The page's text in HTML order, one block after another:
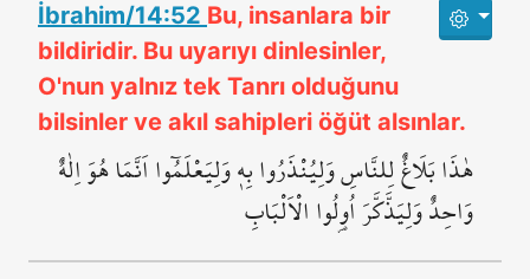
İbrahim/14:52 Bu, insanlara bir
bildiridir. Bu uyarıyı dinlesinler,
O'nun yalnız tek Tanrı olduğunu
bilsinler ve akıl sahipleri öğüt alsınlar.
هٰذَا بَلَاغٌ لِلنَّاسِ وَلِيُنْذَرُوا بِه۪ وَلِيَعْلَمُٓوا اَنَّمَا هُوَ اِلٰهٌ
وَاحِدٌ وَلِيَذَّكَّرَ اُو۬لُوا الْاَلْبَابِ